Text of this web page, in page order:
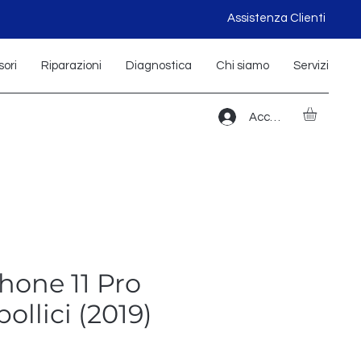
Assistenza Clienti
Riparazioni Diagnostica Chi siamo Servizi
Accedi
11 Pro
(2019)